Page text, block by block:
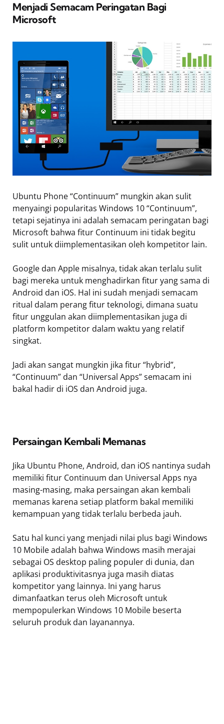
Menjadi Semacam Peringatan Bagi
Microsoft
Ubuntu Phone “Continuum” mungkin akan sulit
menyaingi popularitas Windows 10 “Continuum”,
tetapi sejatinya ini adalah semacam peringatan bagi
Microsoft bahwa fitur Continuum ini tidak begitu
sulit untuk diimplementasikan oleh kompetitor lain.
Google dan Apple misalnya, tidak akan terlalu sulit
bagi mereka untuk menghadirkan fitur yang sama di
Android dan iOS. Hal ini sudah menjadi semacam
ritual dalam perang fitur teknologi, dimana suatu
fitur unggulan akan diimplementasikan juga di
platform kompetitor dalam waktu yang relatif
singkat.
Jadi akan sangat mungkin jika fitur “hybrid”,
“Continuum” dan “Universal Apps” semacam ini
bakal hadir di iOS dan Android juga.
Persaingan Kembali Memanas
Jika Ubuntu Phone, Android, dan iOS nantinya sudah
memiliki fitur Continuum dan Universal Apps nya
masing-masing, maka persaingan akan kembali
memanas karena setiap platform bakal memiliki
kemampuan yang tidak terlalu berbeda jauh.
Satu hal kunci yang menjadi nilai plus bagi Windows
10 Mobile adalah bahwa Windows masih merajai
sebagai OS desktop paling populer di dunia, dan
aplikasi produktivitasnya juga masih diatas
kompetitor yang lainnya. Ini yang harus
dimanfaatkan terus oleh Microsoft untuk
mempopulerkan Windows 10 Mobile beserta
seluruh produk dan layanannya.